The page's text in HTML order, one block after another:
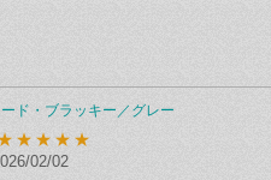
ド・ブラッキー／グレー
02/02